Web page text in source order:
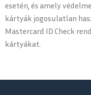
esetén, és amely
kártyák jogosulatlan
Mastercard ID Check
kártyákat.